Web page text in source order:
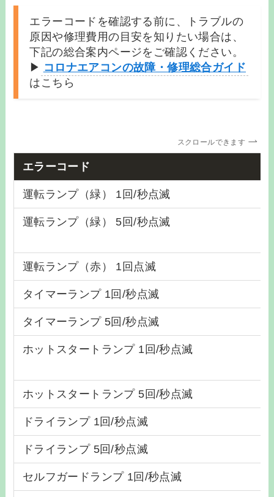
エラーコードを確認する前に、トラブルの
原因や修理費用の目安を知りたい場合は、
下記の総合案内ページをご確認ください。
▶ コロナエアコンの故障・修理総合ガイド
はこちら
スクロールできます
エラーコード
運転ランプ（緑） 1回/秒点滅
運転ランプ（緑） 5回/秒点滅
運転ランプ（赤） 1回点滅
タイマーランプ 1回/秒点滅
タイマーランプ 5回/秒点滅
ホットスタートランプ 1回/秒点滅
ホットスタートランプ 5回/秒点滅
ドライランプ 1回/秒点滅
ドライランプ 5回/秒点滅
セルフガードランプ 1回/秒点滅